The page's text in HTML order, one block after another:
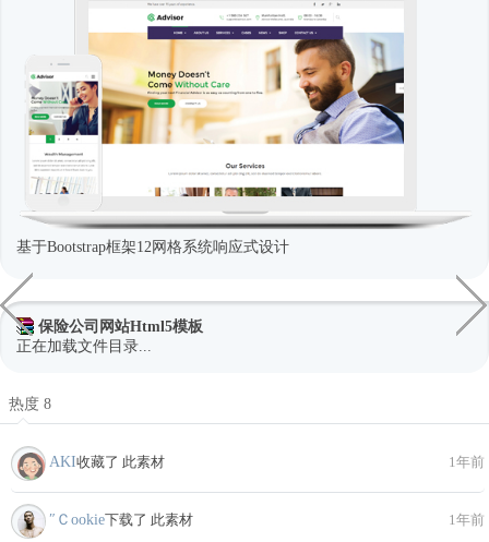
基于Bootstrap框架12网格系统响应式设计
保险公司网站Html5模板
正在加载文件目录...
热度 8
AKI收藏了 此素材 1年前
″Ｃookie下载了 此素材 1年前